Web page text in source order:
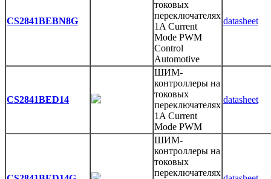
CS2841BEBN8G
токовых
переключателях
1A Current
Mode PWM
Control
Automotive
datasheet
CS2841BED14
ШИМ-
контроллеры на
токовых
переключателях
1A Current
Mode PWM
datasheet
ШИМ-
контроллеры на
токовых
переключателях